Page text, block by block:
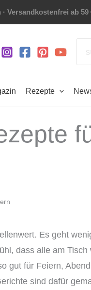
Versandkostenfrei ab 59
for:
Rezepte
Es geht
dass alle am Tisch
gut für Feiern,
sind dafür